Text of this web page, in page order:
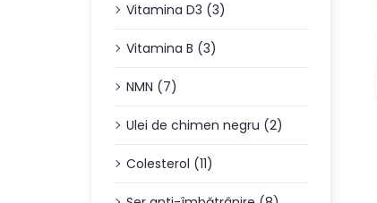
Vitamina D3 (3)
Vitamina B (3)
NMN (7)
Ulei de chimen negru (2)
Colesterol (11)